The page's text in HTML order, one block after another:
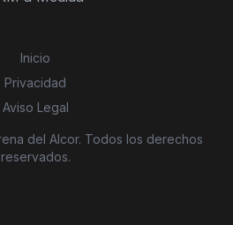
Inicio
Privacidad
Aviso Legal
del Alcor. Todos los derechos
reservados.